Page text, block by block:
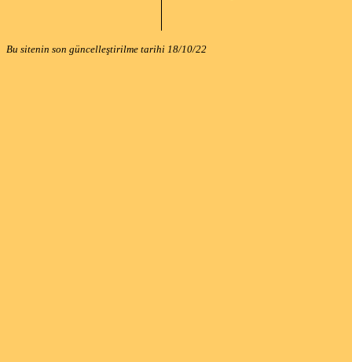
Bu sitenin son güncelleştirilme tarihi 18/10/22